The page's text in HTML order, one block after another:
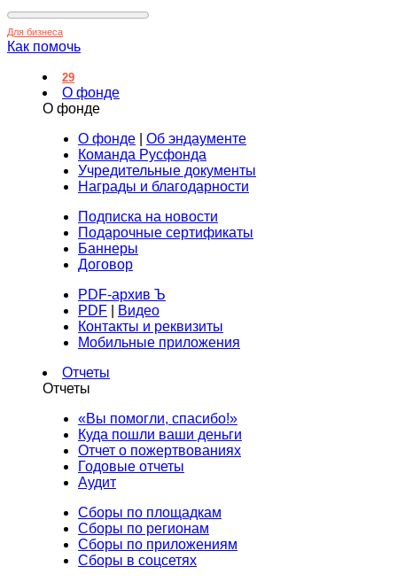
Для бизнеса
Как помочь
29
О фонде
О фонде
О фонде
Об эндаументе
Команда Русфонда
Учредительные документы
Награды и благодарности
Подписка на новости
Подарочные сертификаты
Баннеры
Договор
PDF-архив Ъ
PDF
Видео
Контакты и реквизиты
Мобильные приложения
Отчеты
Отчеты
«Вы помогли, спасибо!»
Куда пошли ваши деньги
Отчет о пожертвованиях
Годовые отчеты
Аудит
Сборы по площадкам
Сборы по регионам
Сборы по приложениям
Сборы в соцсетях